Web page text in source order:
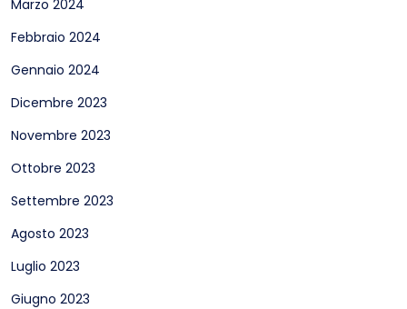
Marzo 2024
Febbraio 2024
Gennaio 2024
Dicembre 2023
Novembre 2023
Ottobre 2023
Settembre 2023
Agosto 2023
Luglio 2023
Giugno 2023